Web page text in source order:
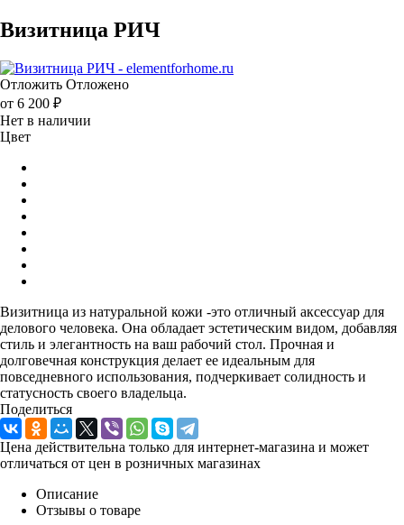
Визитница РИЧ
Отложить Отложено
от 6 200 ₽
Нет в наличии
Цвет
Визитница из натуральной кожи -это отличный аксессуар для
делового человека. Она обладает эстетическим видом, добавляя
стиль и элегантность на ваш рабочий стол. Прочная и
долговечная конструкция делает ее идеальным для
повседневного использования, подчеркивает солидность и
статусность своего владельца.
Поделиться
Цена действительна только для интернет-магазина и может
отличаться от цен в розничных магазинах
Описание
Отзывы о товаре